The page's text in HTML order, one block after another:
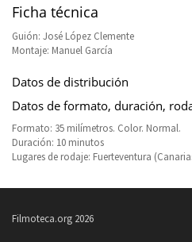
Ficha técnica
Guión: José López Clemente
Montaje: Manuel García
Datos de distribución
Datos de formato, duración,
Formato: 35 milímetros. Color. Normal.
Duración: 10 minutos
Lugares de rodaje: Fuerteventura
Filmoteca.org 2026